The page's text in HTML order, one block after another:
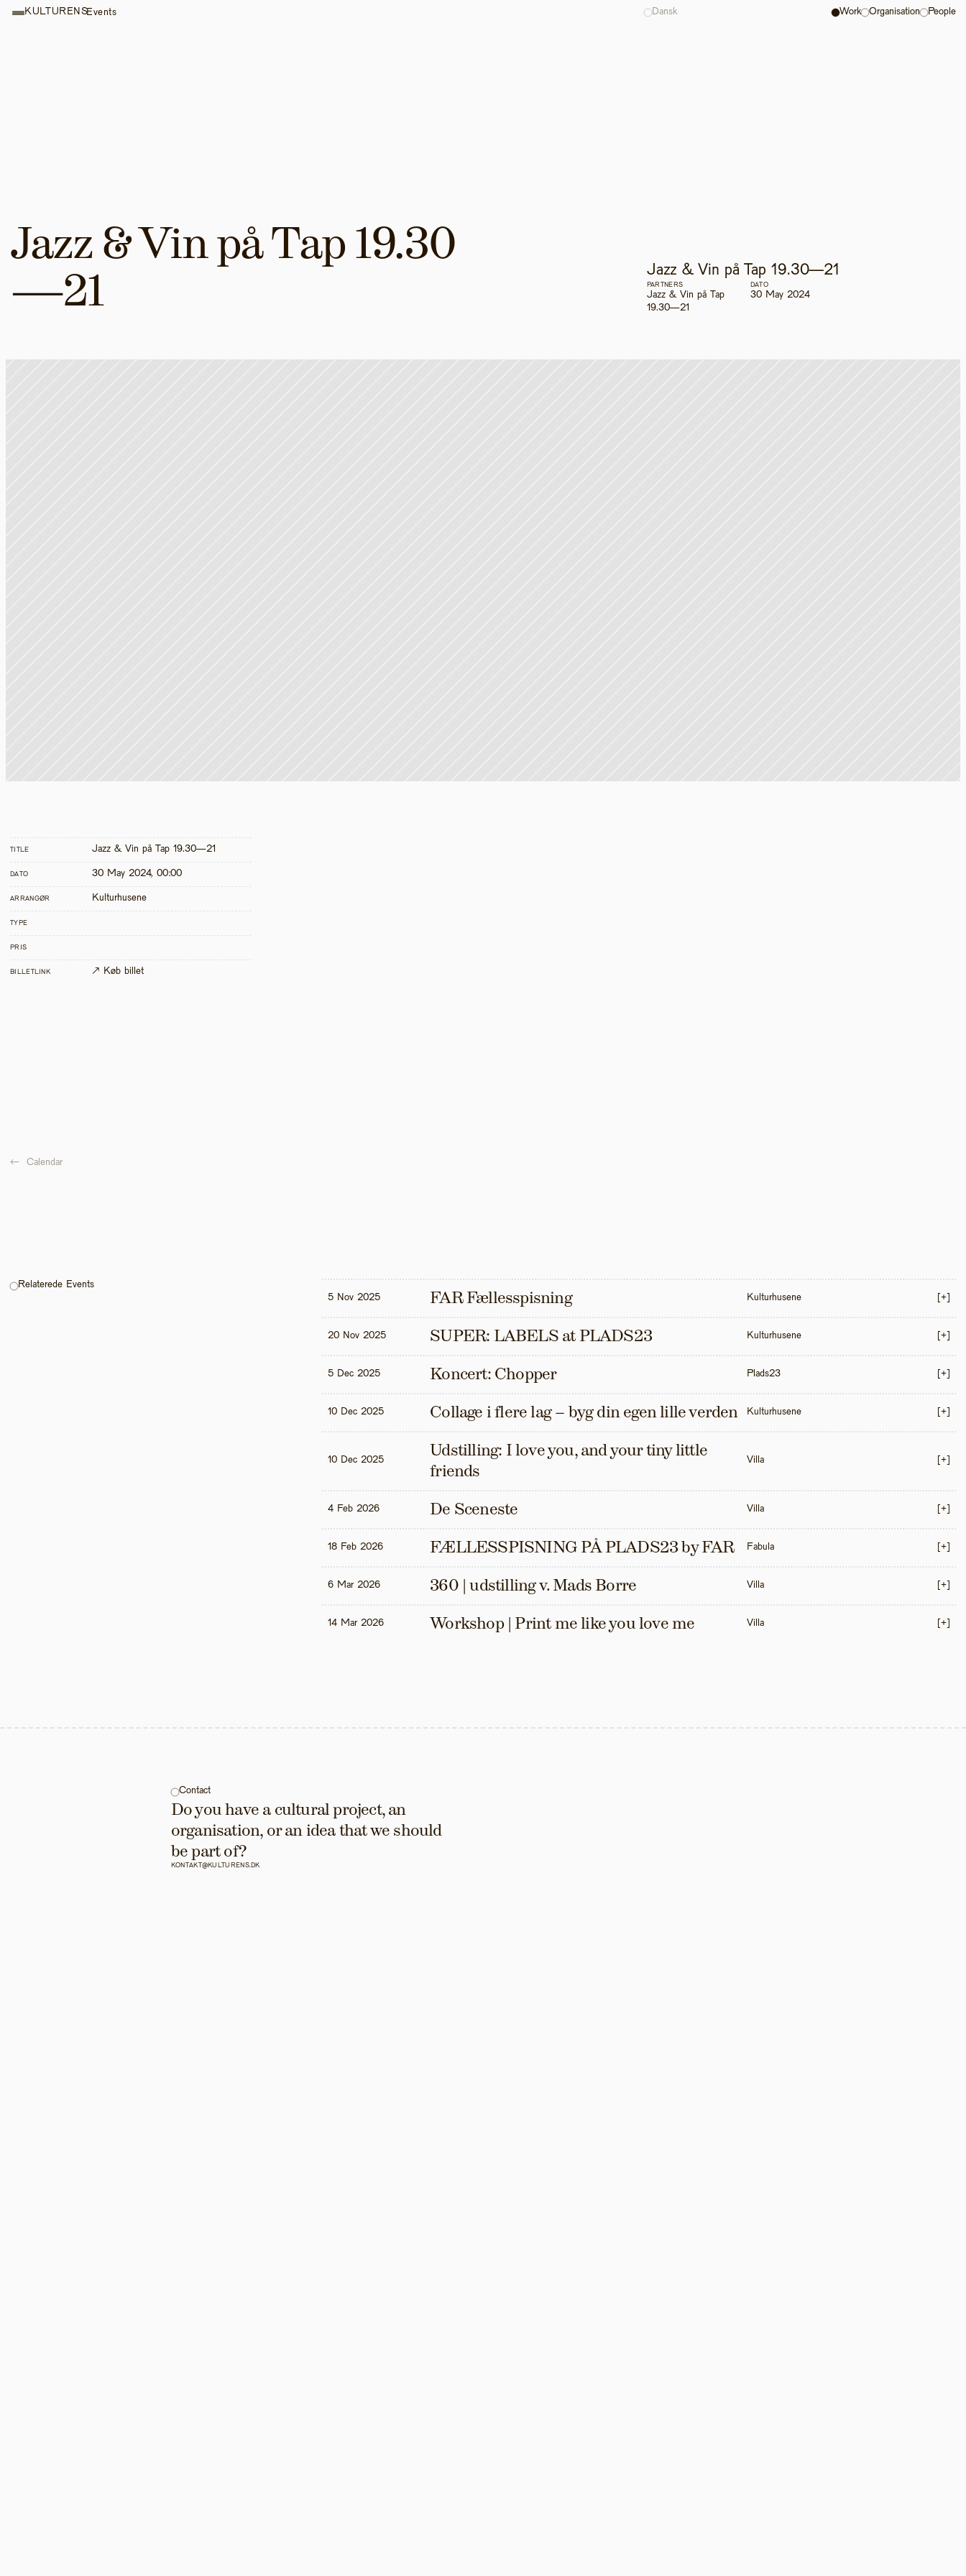
Jazz & Vin på Tap 19.30
—21
Jazz & Vin på Tap 19.30—21
PARTNERS
Jazz & Vin på Tap
19.30—21
DATO
30 May 2024
TITLE Jazz & Vin på Tap 19.30—21
DATO 30 May 2024, 00:00
ARRANGØR Kulturhusene
TYPE
PRIS
BILLETLINK ↗ Køb billet
← Calendar
Relaterede Events
5 Nov 2025
FAR Fællesspisning Kulturhusene [+]
20 Nov 2025 SUPER: LABELS at PLADS23 Kulturhusene [+]
5 Dec 2025 Koncert: Chopper Plads23 [+]
10 Dec 2025 Collage i flere lag – byg din egen lille verden Kulturhusene [+]
10 Dec 2025
Udstilling: I love you, and your tiny little
friends
Villa [+]
4 Feb 2026 De Sceneste Villa [+]
18 Feb 2026 FÆLLESSPISNING PÅ PLADS23 by FAR Fabula [+]
6 Mar 2026 360 | udstilling v. Mads Borre Villa [+]
14 Mar 2026 Workshop | Print me like you love me Villa [+]
KONTAKT@KULTURENS.DK
Do you have a cultural project, an
organisation, or an idea that we should
be part of?
Contact
KULTURENSEvents Dansk Work Organisation People